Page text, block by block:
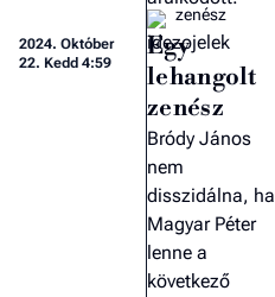
2024. Október
22. Kedd 4:59
zenész
Egy
lehangolt
zenész
Bródy János
nem
disszidálna, ha
Magyar Péter
lenne a
következő